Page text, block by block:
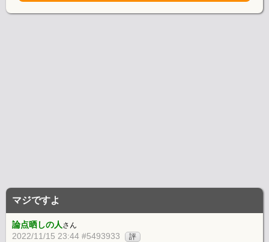
マジですよ
論点晒しの人さん
2022/11/15 23:44 #5493933 評